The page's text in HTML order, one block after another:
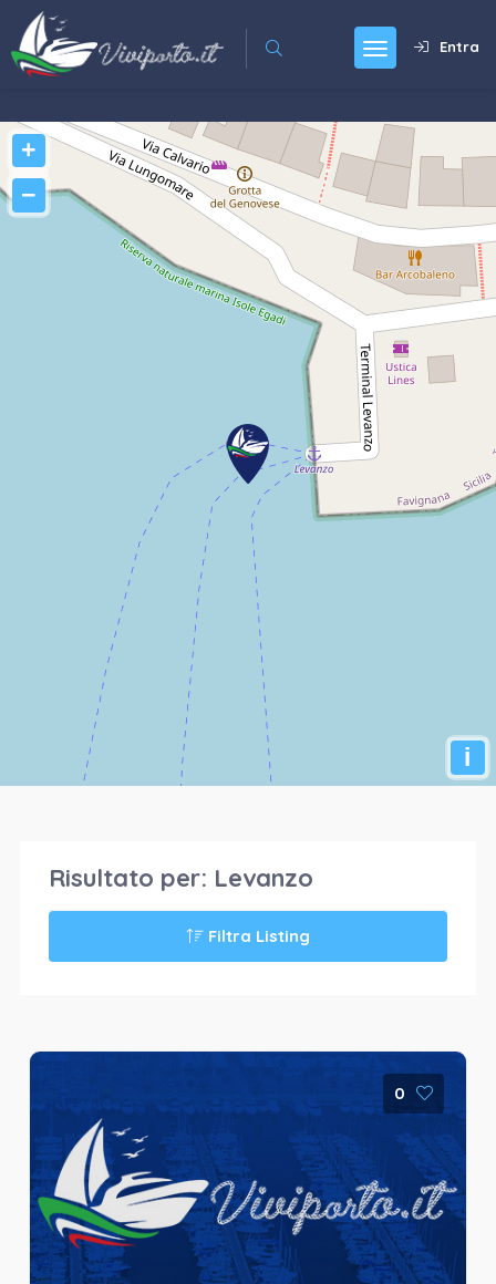
Entra
+
−
i
Risultato per: Levanzo
Filtra Listing
0